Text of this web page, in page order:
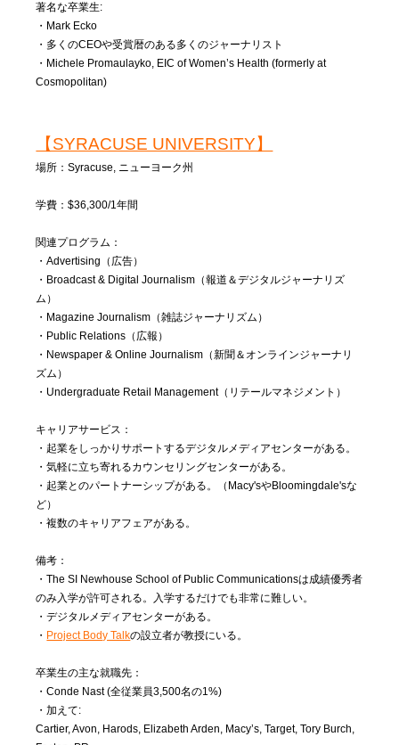
著名な卒業生:
・Mark Ecko
・多くのCEOや受賞暦のある多くのジャーナリスト
・Michele Promaulayko, EIC of Women’s Health (formerly at
Cosmopolitan)
【SYRACUSE UNIVERSITY】
場所：Syracuse, ニューヨーク州
学費：$36,300/1年間
関連プログラム：
・Advertising（広告）
・Broadcast & Digital Journalism（報道＆デジタルジャーナリズ
ム）
・Magazine Journalism（雑誌ジャーナリズム）
・Public Relations（広報）
・Newspaper & Online Journalism（新聞＆オンラインジャーナリ
ズム）
・Undergraduate Retail Management（リテールマネジメント）
キャリアサービス：
・起業をしっかりサポートするデジタルメディアセンターがある。
・気軽に立ち寄れるカウンセリングセンターがある。
・起業とのパートナーシップがある。（Macy'sやBloomingdale'sな
ど）
・複数のキャリアフェアがある。
備考：
・The SI Newhouse School of Public Communicationsは成績優秀者
のみ入学が許可される。入学するだけでも非常に難しい。
・デジタルメディアセンターがある。
・ Project Body Talkの設立者が教授にいる。
卒業生の主な就職先：
・Conde Nast (全従業員3,500名の1%)
・加えて:
Cartier, Avon, Harods, Elizabeth Arden, Macy’s, Target, Tory Burch,